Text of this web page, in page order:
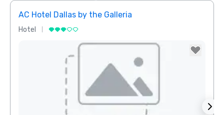
AC Hotel Dallas by the Galleria
Hotel